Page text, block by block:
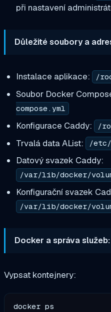
při nastavení
Důležité soubory a
Instalace aplikace: /
Soubor Docker
compose.yml
Konfigurace Caddy: /
Trvalá data AList: /
Datový svazek Caddy:
/var/lib/docker/
Konfigurační svazek
/var/lib/docker/
Docker a správa služeb:
Vypsat kontejnery: